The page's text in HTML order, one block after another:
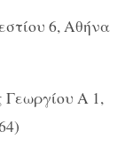
6, Αθήνα
Γεωργίου Α 1,